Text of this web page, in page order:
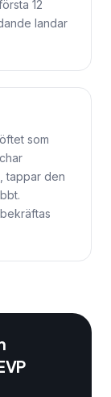
12
landar
som
tappar den